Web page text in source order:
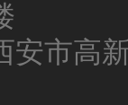
安市高